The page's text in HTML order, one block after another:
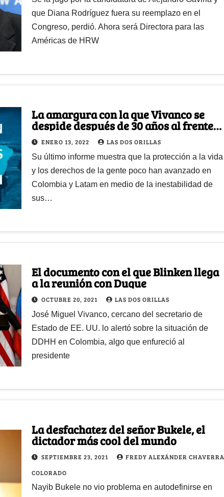
que Diana Rodríguez fuera su reemplazo en el
Congreso, perdió. Ahora será Directora para las
Américas de HRW
La amargura con la que Vivanco se
despide después de 30 años al frente
de HRW
ENERO 13, 2022 LAS DOS ORILLAS
Su último informe muestra que la protección a la vida
y los derechos de la gente poco han avanzado en
Colombia y Latam en medio de la inestabilidad de
sus…
El documento con el que Blinken llega
a la reunión con Duque
OCTUBRE 20, 2021 LAS DOS ORILLAS
José Miguel Vivanco, cercano del secretario de
Estado de EE. UU. lo alertó sobre la situación de
DDHH en Colombia, algo que enfureció al
presidente
La desfachatez del señor Bukele, el
dictador más cool del mundo
SEPTIEMBRE 23, 2021
FREDY ALEXÁNDER CHAVERRA
COLORADO
Nayib Bukele no vio problema en autodefinirse en